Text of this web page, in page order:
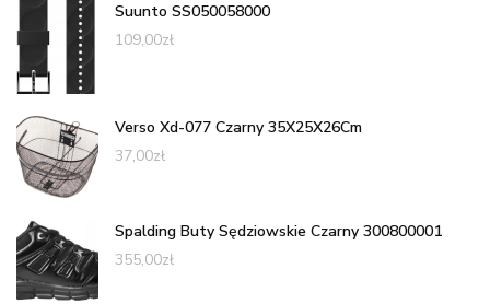
Suunto SS050058000
109,00zł
Verso Xd-077 Czarny 35X25X26Cm
37,00zł
Spalding Buty Sędziowskie Czarny 300800001
355,00zł